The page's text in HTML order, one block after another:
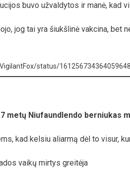
buvo užvaldytos ir manė, kad
jog tai yra šiukšlinė vakcina, bet
status/
metų Niufaundlendo berniukas
kad kelsiu aliarmą dėl to visur,
vaikų mirtys greitėja